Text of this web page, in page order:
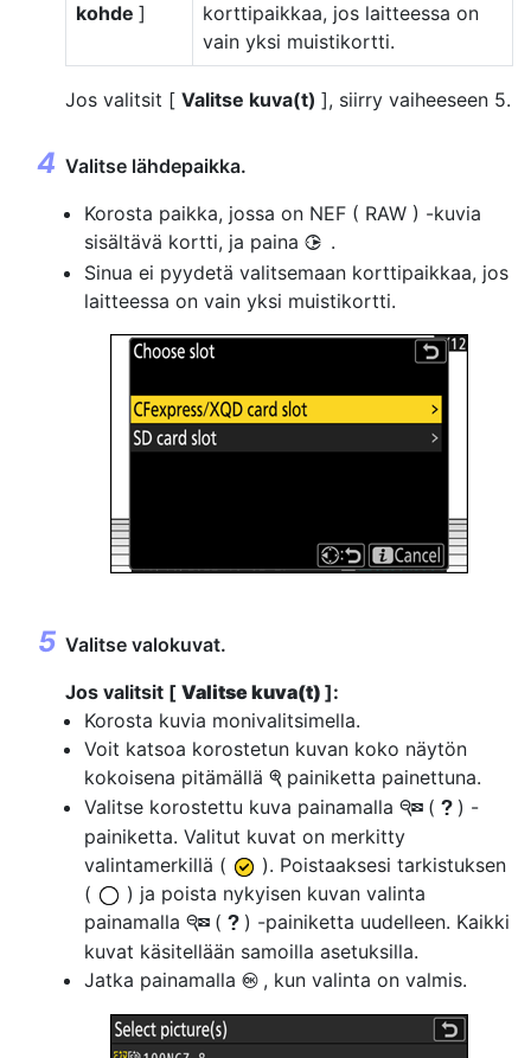
kohde ]
korttipaikkaa, jos laitteessa on
vain yksi muistikortti.
Jos valitsit [ Valitse kuva(t) ], siirry vaiheeseen 5.
Valitse lähdepaikka.
Korosta paikka, jossa on NEF ( RAW ) -kuvia
sisältävä kortti, ja paina 2 .
Sinua ei pyydetä valitsemaan korttipaikkaa, jos
laitteessa on vain yksi muistikortti.
Valitse valokuvat.
Jos valitsit [ Valitse kuva(t) ]:
Korosta kuvia monivalitsimella.
Voit katsoa korostetun kuvan koko näytön
kokoisena pitämällä X painiketta painettuna.
Valitse korostettu kuva painamalla W ( Q ) -
painiketta. Valitut kuvat on merkitty
valintamerkillä (
). Poistaaksesi tarkistuksen
(
) ja poista nykyisen kuvan valinta
painamalla W ( Q ) -painiketta uudelleen. Kaikki
kuvat käsitellään samoilla asetuksilla.
Jatka painamalla J , kun valinta on valmis.